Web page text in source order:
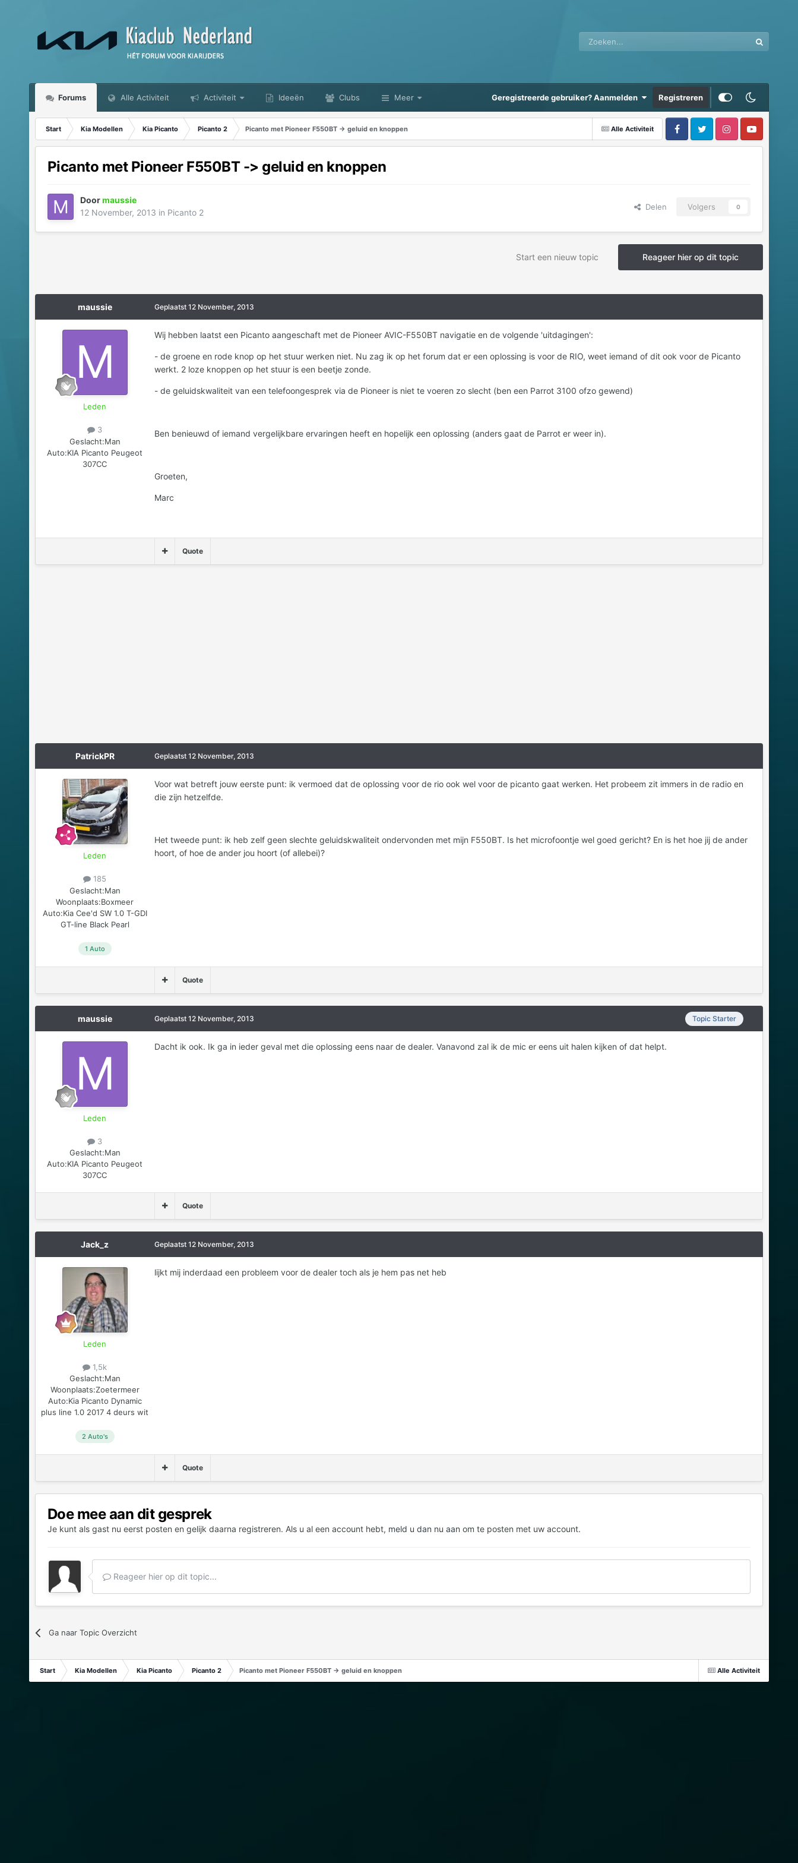
Forums Alle Activiteit Activiteit Ideeën Clubs Meer Geregistreerde gebruiker? Aanmelden Registreren
Alle Activiteit
Start Kia Modellen Kia Picanto Picanto 2 Picanto met Pioneer F550BT -> geluid en knoppen
Picanto met Pioneer F550BT -> geluid en knoppen
Doormaussie
12 November, 2013 in Picanto 2
Delen Volgers 0
Reageer hier op dit topic
Start een nieuw topic
maussie
Leden
3
Geslacht:Man
Auto:KIA Picanto Peugeot
307CC
Geplaatst 12 November, 2013
Wij hebben laatst een Picanto aangeschaft met de Pioneer AVIC-F550BT navigatie en de volgende 'uitdagingen':
- de groene en rode knop op het stuur werken niet. Nu zag ik op het forum dat er een oplossing is voor de RIO, weet iemand of dit ook voor de Picanto
werkt. 2 loze knoppen op het stuur is een beetje zonde.
- de geluidskwaliteit van een telefoongesprek via de Pioneer is niet te voeren zo slecht (ben een Parrot 3100 ofzo gewend)
Ben benieuwd of iemand vergelijkbare ervaringen heeft en hopelijk een oplossing (anders gaat de Parrot er weer in).
Groeten,
Marc
Quote
PatrickPR
Leden
185
Geslacht:Man
Woonplaats:Boxmeer
Auto:Kia Cee'd SW 1.0 T-GDI
GT-line Black Pearl
1 Auto
Geplaatst 12 November, 2013
Voor wat betreft jouw eerste punt: ik vermoed dat de oplossing voor de rio ook wel voor de picanto gaat werken. Het probeem zit immers in de radio en
die zijn hetzelfde.
Het tweede punt: ik heb zelf geen slechte geluidskwaliteit ondervonden met mijn F550BT. Is het microfoontje wel goed gericht? En is het hoe jij de ander
hoort, of hoe de ander jou hoort (of allebei)?
Quote
maussie
Leden
3
Geslacht:Man
Auto:KIA Picanto Peugeot
307CC
Topic Starter
Geplaatst 12 November, 2013
Dacht ik ook. Ik ga in ieder geval met die oplossing eens naar de dealer. Vanavond zal ik de mic er eens uit halen kijken of dat helpt.
Quote
Jack_z
Leden
1,5k
Geslacht:Man
Woonplaats:Zoetermeer
Auto:Kia Picanto Dynamic
plus line 1.0 2017 4 deurs wit
2 Auto's
Geplaatst 12 November, 2013
lijkt mij inderdaad een probleem voor de dealer toch als je hem pas net heb
Quote
Doe mee aan dit gesprek
Je kunt als gast nu eerst posten en gelijk daarna registreren. Als u al een account hebt, meld u dan nu aan om te posten met uw account.
Reageer hier op dit topic...
Ga naar Topic Overzicht
Alle Activiteit
Start Kia Modellen Kia Picanto Picanto 2 Picanto met Pioneer F550BT -> geluid en knoppen